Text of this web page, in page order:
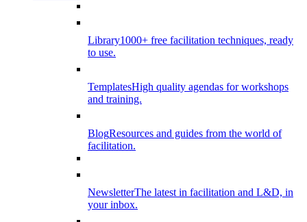
Library1000+ free facilitation techniques, ready
to use.
TemplatesHigh quality agendas for workshops
and training.
BlogResources and guides from the world of
facilitation.
NewsletterThe latest in facilitation and L&D, in
your inbox.